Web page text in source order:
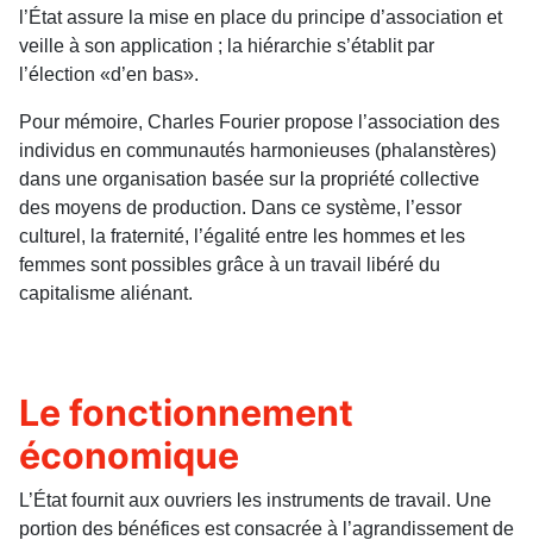
l’État assure la mise en place du principe d’association et
veille à son application ; la hiérarchie s’établit par
l’élection «d’en bas».
Pour mémoire, Charles Fourier propose l’association des
individus en communautés harmonieuses (phalanstères)
dans une organisation basée sur la propriété collective
des moyens de production. Dans ce système, l’essor
culturel, la fraternité, l’égalité entre les hommes et les
femmes sont possibles grâce à un travail libéré du
capitalisme aliénant.
Le fonctionnement
économique
L’État fournit aux ouvriers les instruments de travail. Une
portion des bénéfices est consacrée à l’agrandissement de